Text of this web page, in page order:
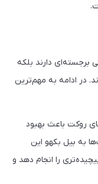
برجسته‌ای دارند بلکه
در ادامه به مهم‌ترین
روکت باعث بهبود
به بیل بکهو این
را انجام دهد و